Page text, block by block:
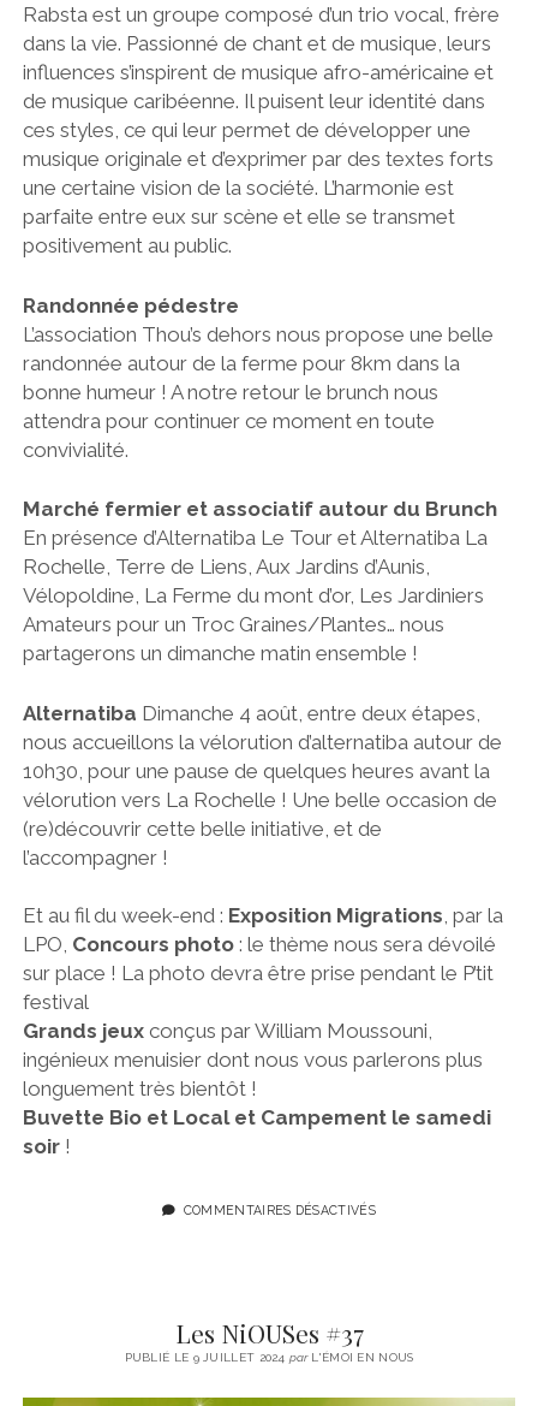
Rabsta est un groupe composé d’un trio vocal, frère
dans la vie. Passionné de chant et de musique, leurs
influences s’inspirent de musique afro-américaine et
de musique caribéenne. Il puisent leur identité dans
ces styles, ce qui leur permet de développer une
musique originale et d’exprimer par des textes forts
une certaine vision de la société. L’harmonie est
parfaite entre eux sur scène et elle se transmet
positivement au public.
Randonnée pédestre
L’association Thou’s dehors nous propose une belle
randonnée autour de la ferme pour 8km dans la
bonne humeur ! A notre retour le brunch nous
attendra pour continuer ce moment en toute
convivialité.
Marché fermier et associatif autour du Brunch
En présence d’Alternatiba Le Tour et Alternatiba La
Rochelle, Terre de Liens, Aux Jardins d’Aunis,
Vélopoldine, La Ferme du mont d’or, Les Jardiniers
Amateurs pour un Troc Graines/Plantes… nous
partagerons un dimanche matin ensemble !
Alternatiba Dimanche 4 août, entre deux étapes,
nous accueillons la vélorution d’alternatiba autour de
10h30, pour une pause de quelques heures avant la
vélorution vers La Rochelle ! Une belle occasion de
(re)découvrir cette belle initiative, et de
l’accompagner !
Et au fil du week-end : Exposition Migrations , par la
LPO, Concours photo: le thème nous sera dévoilé
sur place ! La photo devra être prise pendant le P’tit
festival
Grands jeuxconçus par William Moussouni,
ingénieux menuisier dont nous vous parlerons plus
longuement très bientôt !
Buvette Bio et Local et Campement le samedi
soir!
COMMENTAIRES DÉSACTIVÉS
Les NiOUSes #37
PUBLIÉ LE 9 JUILLET 2024 parL'ÉMOI EN NOUS